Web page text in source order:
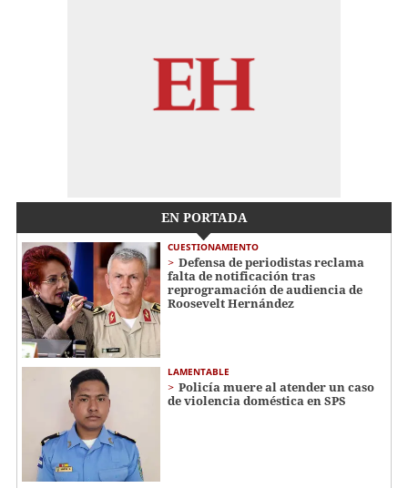
EN PORTADA
CUESTIONAMIENTO
Defensa de periodistas reclama
falta de notificación tras
reprogramación de audiencia de
Roosevelt Hernández
LAMENTABLE
Policía muere al atender un caso
de violencia doméstica en SPS